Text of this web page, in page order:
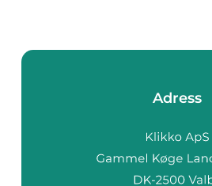
Adress